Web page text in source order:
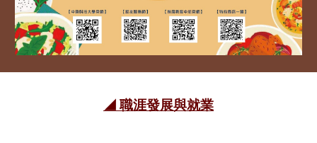
◢ 職涯發展與就業